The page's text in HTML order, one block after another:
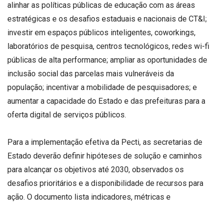
alinhar as políticas públicas de educação com as áreas
estratégicas e os desafios estaduais e nacionais de CT&I;
investir em espaços públicos inteligentes, coworkings,
laboratórios de pesquisa, centros tecnológicos, redes wi-fi
públicas de alta performance; ampliar as oportunidades de
inclusão social das parcelas mais vulneráveis da
população; incentivar a mobilidade de pesquisadores; e
aumentar a capacidade do Estado e das prefeituras para a
oferta digital de serviços públicos.
Para a implementação efetiva da Pecti, as secretarias de
Estado deverão definir hipóteses de solução e caminhos
para alcançar os objetivos até 2030, observados os
desafios prioritários e a disponibilidade de recursos para
ação. O documento lista indicadores, métricas e